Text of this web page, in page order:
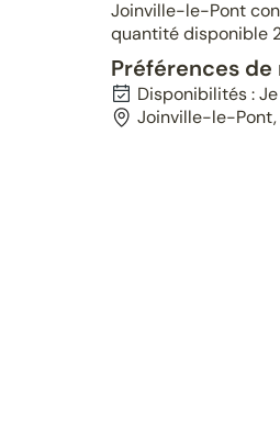
Joinville-le-Pont
quantité disponible
Préférences
Disponibilités :
Joinville-le-